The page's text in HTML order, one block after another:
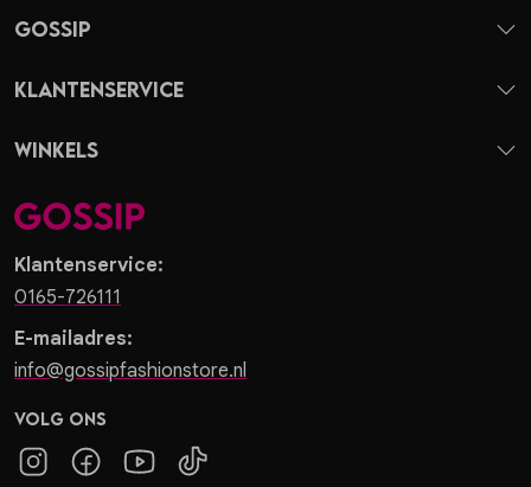
Klantenservice:
0165-726111
E-mailadres:
info@gossipfashionstore.nl
Volg ons
Gossip
Klantenservice
Winkels